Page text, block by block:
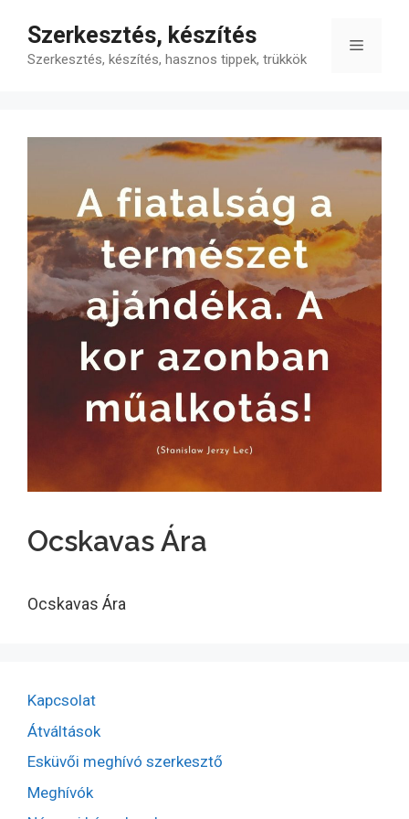
tartalomba
Szerkesztés, készítés
Szerkesztés, készítés, hasznos tippek, trükkök
Menü
Ocskavas Ára
Ocskavas Ára
Kapcsolat
Átváltások
Esküvői meghívó szerkesztő
Meghívók